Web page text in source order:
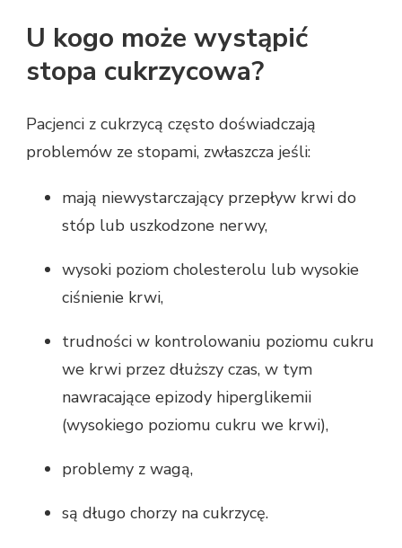
U kogo może wystąpić
stopa cukrzycowa?
Pacjenci z cukrzycą często doświadczają
problemów ze stopami, zwłaszcza jeśli:
mają niewystarczający przepływ krwi do
stóp lub uszkodzone nerwy,
wysoki poziom cholesterolu lub wysokie
ciśnienie krwi,
trudności w kontrolowaniu poziomu cukru
we krwi przez dłuższy czas, w tym
nawracające epizody hiperglikemii
(wysokiego poziomu cukru we krwi),
problemy z wagą,
są długo chorzy na cukrzycę.